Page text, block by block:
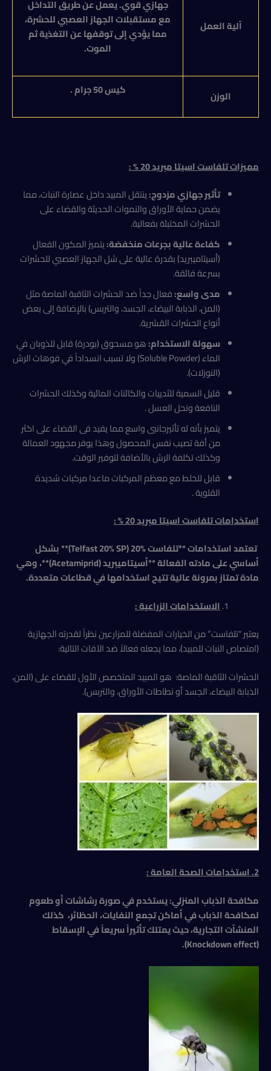
آلية العمل
جهازي قوي. يعمل عن طريق التداخل
مع مستقبلات الجهاز العصبي للحشرة،
مما يؤدي إلى توقفها عن التغذية ثم
الموت.
الوزن كيس 50 جرام .
مميزاتتلفاست اسيتا مبريد 20 % :
تأثير جهازي مزدوج:ينتقل المبيد داخل عصارة النبات، مما
يضمن حماية الأوراق والنموات الحديثة والقضاء على
الحشرات المختبئة بفعالية.
كفاءة عالية بجرعات منخفضة:يتميز المكون الفعال
(أسيتاميبريد) بقدرة عالية على شل الجهاز العصبي للحشرات
بسرعة فائقة.
مدى واسع:فعال جداً ضد الحشرات الثاقبة الماصة مثل
(المن، الذبابة البيضاء، الجسد، والتربس) بالإضافة إلى بعض
أنواع الحشرات القشرية.
سهولة الاستخدام:هو مسحوق (بودرة) قابل للذوبان في
الماء (Soluble Powder) ولا تسبب انسداداً في فوهات الرش
(النوزلات).
قليل السمية للثدييات والكائنات المائية وكذلك الحشرات
النافعة ونحل العسل .
يتميز بأنه له تأثيرجانبى واسع مما يفيد فى القضاء على اكثر
من أفة تصيب نفس المحصول وهذا يوفر مجهود العمالة
وكذلك تكلفة الرش بالأضافة لتوفير الوقت.
قابل للخلط مع معظم المركبات ماعدا مركبات شديدة
القلوية .
استخداماتتلفاست اسيتا مبريد 20 % :
تعتمد استخدامات **تلفاست %20 (Telfast 20% SP)** بشكل
أساسي على مادته الفعالة **أسيتاميبريد (Acetamiprid)**، وهي
مادة تمتاز بمرونة عالية تتيح استخدامها في قطاعات متعددة.
الاستخدامات الزراعية:
يعتبر “تلفاست” من الخيارات المفضلة للمزارعين نظراً لقدرته الجهازية
(امتصاص النبات للمبيد)، مما يجعله فعالاً ضد الآفات التالية:
الحشرات الثاقبة الماصة: هو المبيد المتخصص الأول للقضاء على (المن،
الذبابة البيضاء، الجسد أو نطاطات الأوراق، والتربس).
2. استخدامات الصحة العامة
:
مكافحة الذباب المنزلي: يستخدم في صورة رشاشات أو طعوم
لمكافحة الذباب في أماكن تجمع النفايات، الحظائر، كذلك
المنشآت التجارية، حيث يمتلك تأثيراً سريعاً في الإسقاط
(Knockdown effect).